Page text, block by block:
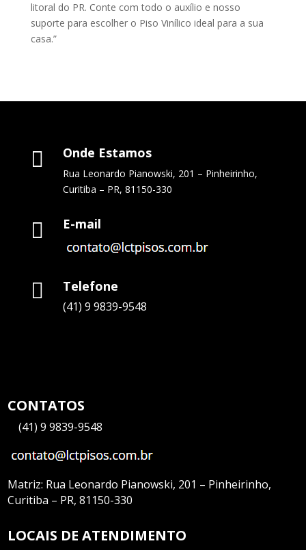
litoral do PR. Conte com todo o auxílio e nosso
suporte para escolher o Piso Vinílico ideal para a sua
casa.”
 Onde Estamos
Rua Leonardo Pianowski, 201 – Pinheirinho,
Curitiba – PR, 81150-330
 E-mail
 Telefone
(41) 9 9839-9548
CONTATOS
—(41) 9 9839-9548
Matriz: Rua Leonardo Pianowski, 201 – Pinheirinho,
Curitiba – PR, 81150-330
LOCAIS DE ATENDIMENTO